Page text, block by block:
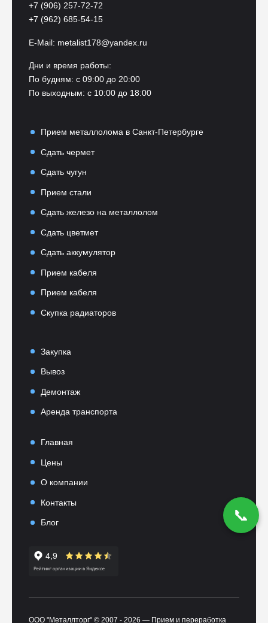
+7 (906) 257-72-72
+7 (962) 685-54-15
E-Mail: metalist178@yandex.ru
Дни и время работы:
По будням: с 09:00 до 20:00
По выходным: с 10:00 до 18:00
Прием металлолома в Санкт-Петербурге
Сдать чермет
Сдать чугун
Прием стали
Сдать железо на металлолом
Сдать цветмет
Сдать аккумулятор
Прием кабеля
Прием кабеля
Скупка радиаторов
📞
Закупка
Вывоз
Демонтаж
Аренда транспорта
Главная
Цены
О компании
Контакты
Блог
ООО "Металлторг" © 2007 - 2026 — Прием и переработка